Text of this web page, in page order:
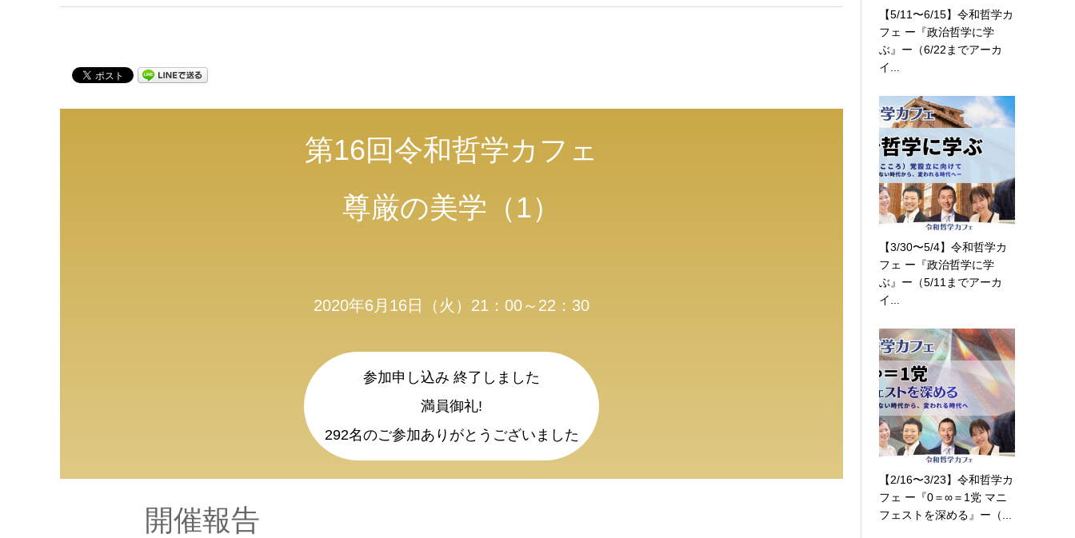
第16回令和哲学カフェ
尊厳の美学（1）
2020年6月16日（火）21：00～22：30
参加申し込み 終了しました
満員御礼!
292名のご参加ありがとうございました
開催報告
【5/11〜6/15】令和哲学カ
フェ ー『政治哲学に学
ぶ』ー（6/22までアーカ
イ...
【3/30〜5/4】令和哲学カ
フェ ー『政治哲学に学
ぶ』ー（5/11までアーカ
イ...
【2/16〜3/23】令和哲学カ
フェ ー『0＝∞＝1党 マニ
フェストを深める』ー（...